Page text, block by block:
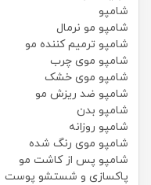
شامپو
شامپو مو نرمال
شامپو ترمیم کننده مو
شامپو موی چرب
شامپو موی خشک
شامپو ضد ریزش مو
شامپو بدن
شامپو روزانه
شامپو موی رنگ شده
شامپو پس از کاشت مو
پاکسازی و شستشو پوست